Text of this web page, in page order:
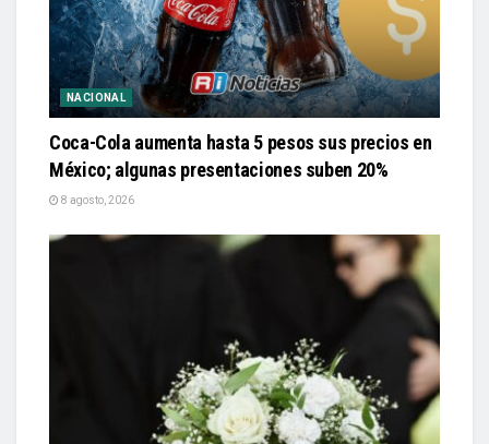
NACIONAL
Coca-Cola aumenta hasta 5 pesos sus precios en
México; algunas presentaciones suben 20%
8 agosto, 2026